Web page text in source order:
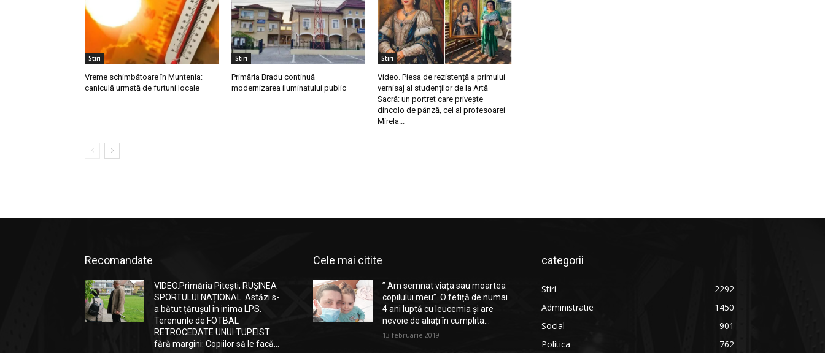
Stiri
Vreme schimbătoare în Muntenia:
caniculă urmată de furtuni locale
Stiri
Primăria Bradu continuă
modernizarea iluminatului public
Stiri
Video. Piesa de rezistență a primului
vernisaj al studenților de la Artă
Sacră: un portret care privește
dincolo de pânză, cel al profesoarei
Mirela...
Recomandate
VIDEO.Primăria Pitești, RUȘINEA
SPORTULUI NAȚIONAL. Astăzi s-
a bătut țărușul în inima LPS.
Terenurile de FOTBAL
RETROCEDATE UNUI TUPEIST
fără margini: Copiilor să le facă...
Cele mai citite
” Am semnat viața sau moartea
copilului meu”. O fetiță de numai
4 ani luptă cu leucemia și are
nevoie de aliați în cumplita...
13 februarie 2019
categorii
Stiri
2292
Administratie
1450
Social
901
Politica
762